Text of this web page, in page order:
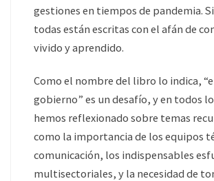
gestiones en tiempos de pandemia.
todas están escritas con el afán de
vivido y aprendido.
Como el nombre del libro lo indica,
gobierno” es un desafío, y en todos
hemos reflexionado sobre temas
como la importancia de los equipos
comunicación, los indispensables
multisectoriales, y la necesidad de